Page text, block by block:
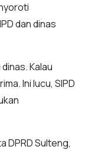
dan dinas
Kalau
Ini lucu, SIPD
DPRD Sulteng,